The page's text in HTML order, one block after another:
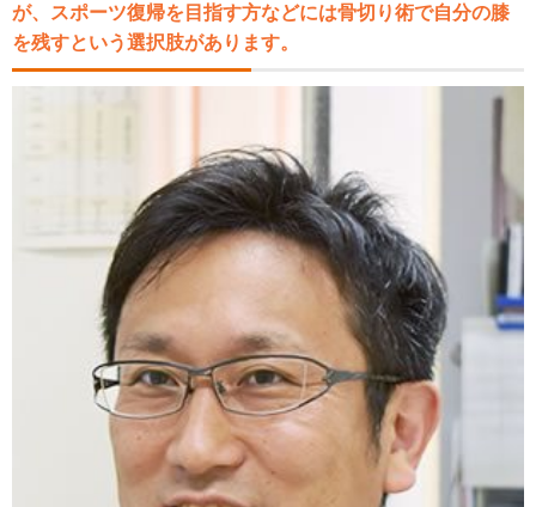
が、スポーツ復帰を目指す方などには骨切り術で自分の膝
を残すという選択肢があります。